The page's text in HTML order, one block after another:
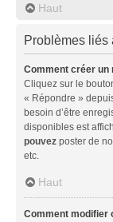
Haut
Problèmes liés
Comment créer un
Cliquez sur le
« Répondre »
besoin d’être
disponibles est
pouvez poster de
etc.
Haut
Comment modifier